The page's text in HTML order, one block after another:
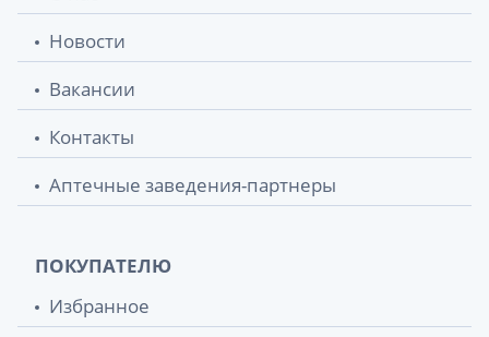
Новости
Вакансии
Контакты
Аптечные заведения-партнеры
ПОКУПАТЕЛЮ
Избранное